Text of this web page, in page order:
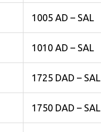
1005 AD – SAL
1010 AD – SAL
1725 DAD – SAL
1750 DAD – SAL